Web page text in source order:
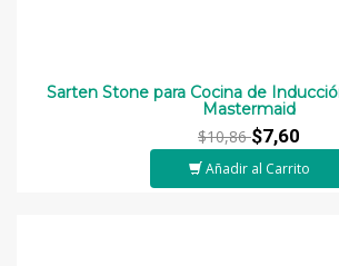
Sarten Stone para Cocina de
Mastermaid
$10,86$7,60
Añadir al Carrito